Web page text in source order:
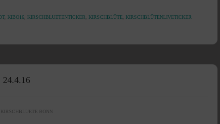
, KIBO16 KIRSCHBLUETENTICKER KIRSCHBLÜTE KIRSCHBLÜTENLIVETICKER
24.4.16
KIRSCHBLUETE BONN